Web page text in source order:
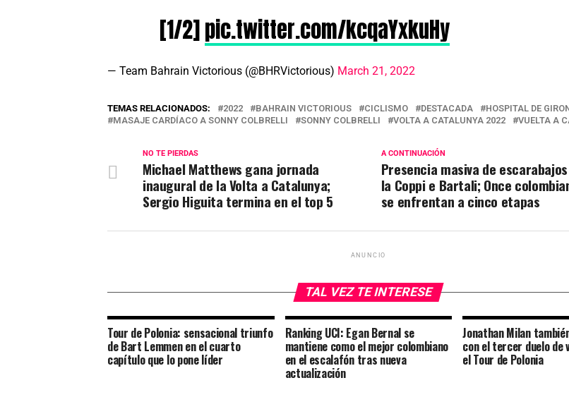
[1/2]pic.twitter.com/kcqaYxkuHy
— Team Bahrain Victorious (@BHRVictorious) March 21, 2022
TEMAS RELACIONADOS: 2022 BAHRAIN VICTORIOUS CICLISMO DESTACADA
HOSPITAL DE
MASAJE CARDÍACO A SONNY COLBRELLI
SONNY COLBRELLI VOLTA A CATALUNYA 2022 VUELTA A
A CONTINUACIÓN
Presencia masiva de
la Coppi e Bartali; Once
se enfrentan a cinco etapas
NO TE PIERDAS
Michael Matthews gana jornada
inaugural de la Volta a Catalunya;
Sergio Higuita termina en el top 5
ANUNCIO
TAL VEZ TE INTERESE
Tour de Polonia: sensacional triunfo
de Bart Lemmen en el cuarto
capítulo que lo pone líder
Ranking UCI: Egan Bernal se
mantiene como el mejor colombiano
en el escalafón tras nueva
actualización
Jonathan Milan
con el tercer duelo de
el Tour de Polonia